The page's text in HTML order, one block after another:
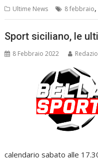
Ultime News 8 febbraio,
Sport siciliano, le
8 Febbraio 2022
calendario sabato alle